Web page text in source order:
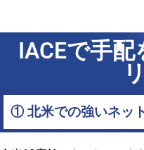
IACEで手
① 北米での強いネッ